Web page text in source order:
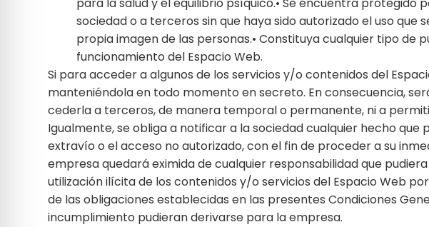
para la salud y el equilibrio psíquico.• Se encuentra
sociedad o a terceros sin que haya sido autorizado el uso
propia imagen de las personas.• Constituya cualquier tipo de
funcionamiento del Espacio Web.
Si para acceder a algunos de los servicios y/o contenidos del
manteniéndola en todo momento en secreto. En consecuencia,
cederla a terceros, de manera temporal o permanente, ni a
Igualmente, se obliga a notificar a la sociedad cualquier hecho
extravío o el acceso no autorizado, con el fin de proceder a su
empresa quedará eximida de cualquier responsabilidad que
utilización ilícita de los contenidos y/o servicios del Espacio Web
de las obligaciones establecidas en las presentes Condiciones
incumplimiento pudieran derivarse para la empresa.